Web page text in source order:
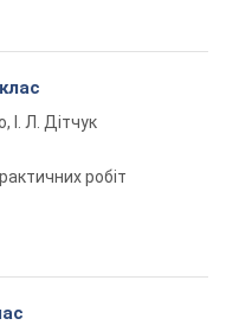
І. Л. Дітчук
робіт